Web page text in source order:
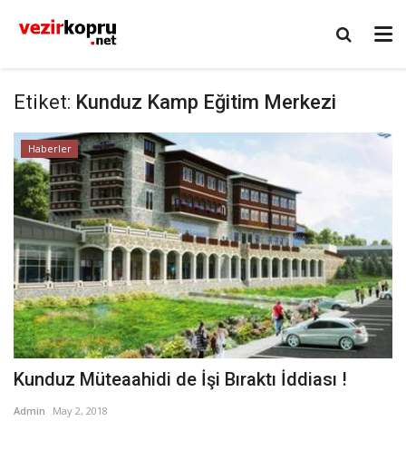
Etiket: Kunduz Kamp Eğitim Merkezi
Haberler
Kunduz Müteaahidi de İşi Bıraktı İddiası !
Admin May 2, 2018